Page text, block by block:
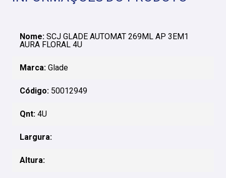
Nome: SCJ GLADE AUTOMAT 269ML AP 3EM1
AURA FLORAL 4U
Marca: Glade
Código: 50012949
Qnt: 4U
Largura:
Altura: